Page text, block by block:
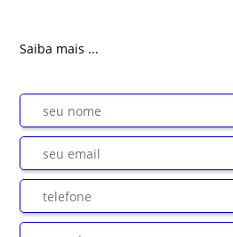
Saiba mais ...